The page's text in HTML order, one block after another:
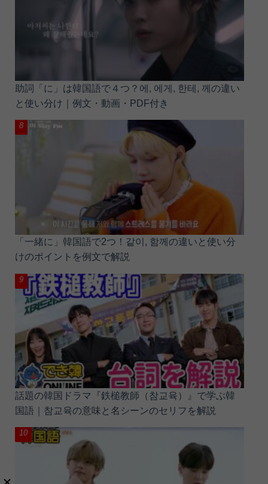
助詞「に」は韓国語で４つ？에, 에게, 한테, 께の違い
と使い分け｜例文・動画・PDF付き
「一緒に」韓国語で2つ！같이, 함께の違いと使い分
けのポイントを例文で解説
話題の韓国ドラマ『鉄槌教師（참교육）』で学ぶ韓
国語｜참교육の意味と名シーンのセリフを解説